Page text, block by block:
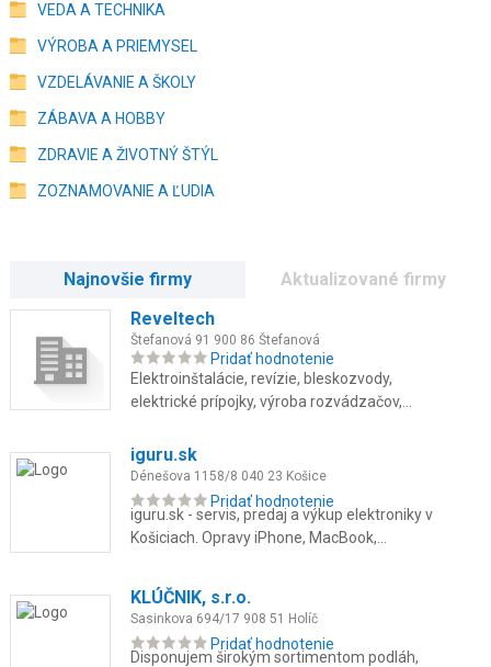
VEDA A TECHNIKA
VÝROBA A PRIEMYSEL
VZDELÁVANIE A ŠKOLY
ZÁBAVA A HOBBY
ZDRAVIE A ŽIVOTNÝ ŠTÝL
ZOZNAMOVANIE A ĽUDIA
Najnovšie firmy
Pridať hodnotenie
Reveltech
Štefanová 91 900 86 Štefanová
Elektroinštalácie, revízie, bleskozvody,
elektrické prípojky, výroba rozvádzačov,
Pridať hodnotenie
iguru.sk
Dénešova 1158/8 040 23 Košice
iguru.sk - servis, predaj a výkup elektroniky v
Košiciach. Opravy iPhone, MacBook,
zariadenia so zárukou až 24 ...
Pridať hodnotenie
KLÚČNIK, s.r.o.
Sasinkova 694/17 908 51 Holíč
Disponujem širokým sortimentom podláh,
Aktualizované firmy